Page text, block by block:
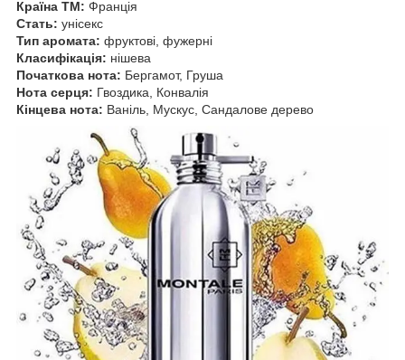
Країна ТМ: Франція
Стать: унісекс
Тип аромата: фруктові, фужерні
Класифікація: нішева
Початкова нота: Бергамот, Груша
Нота серця: Гвоздика, Конвалія
Кінцева нота: Ваніль, Мускус, Сандалове дерево